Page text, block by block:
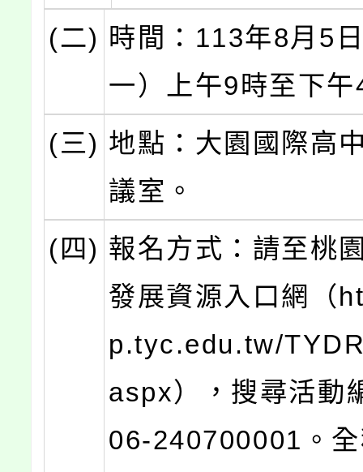
(二) 時間：113年8月5
一）上午9時至下
(三) 地點：大園國際高
議室。
(四) 報名方式：請至桃
發展資源入口網（
p.tyc.edu.tw/
aspx），搜尋活動
06-240700001。